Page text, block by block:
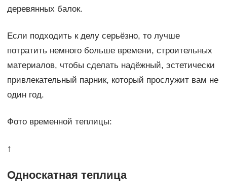
деревянных балок.
Если подходить к делу серьёзно, то лучше
потратить немного больше времени, строительных
материалов, чтобы сделать надёжный, эстетически
привлекательный парник, который прослужит вам не
один год.
Фото временной теплицы:
↑
Односкатная теплица